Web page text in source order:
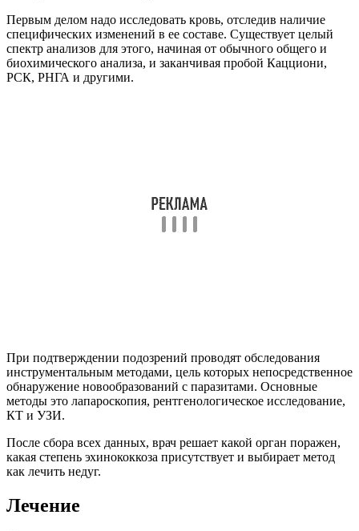
Первым делом надо исследовать кровь, отследив наличие
специфических изменений в ее составе. Существует целый
спектр анализов для этого, начиная от обычного общего и
биохимического анализа, и заканчивая пробой Кацциони,
РСК, РНГА и другими.
При подтверждении подозрений проводят обследования
инструментальным методами, цель которых непосредственное
обнаружение новообразований с паразитами. Основные
методы это лапароскопия, рентгенологическое исследование,
КТ и УЗИ.
После сбора всех данных, врач решает какой орган поражен,
какая степень эхинококкоза присутствует и выбирает метод
как лечить недуг.
Лечение